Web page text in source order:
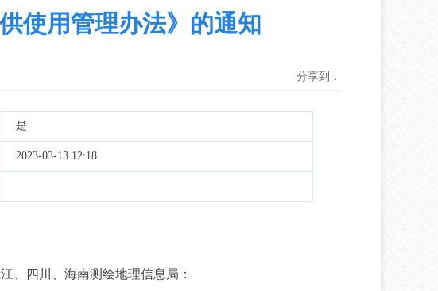
使用管理办法》的通知
分享到：
是
2023-03-13 12:18
四川、海南测绘地理信息局：